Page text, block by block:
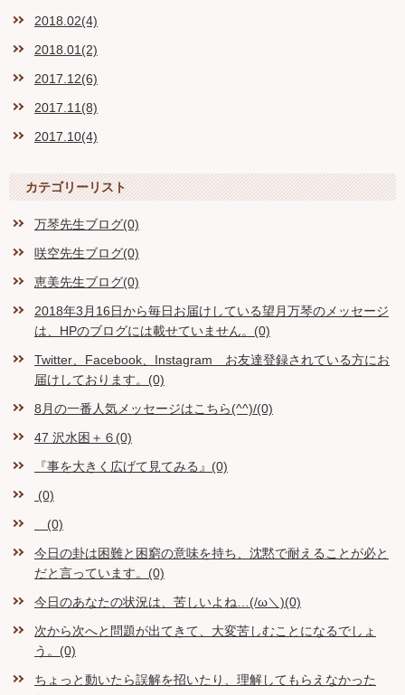
2018.02(4)
2018.01(2)
2017.12(6)
2017.11(8)
2017.10(4)
カテゴリーリスト
万琴先生ブログ(0)
咲空先生ブログ(0)
恵美先生ブログ(0)
2018年3月16日から毎日お届けしている望月万琴のメッセージ
は、HPのブログには載せていません。(0)
Twitter、Facebook、Instagram お友達登録されている方にお
届けしております。(0)
8月の一番人気メッセージはこちら(^^)/(0)
47 沢水困＋６(0)
『事を大きく広げて見てみる』(0)
(0)
(0)
今日の卦は困難と困窮の意味を持ち、沈黙で耐えることが必と
だと言っています。(0)
今日のあなたの状況は、苦しいよね…(/ω＼)(0)
次から次へと問題が出てきて、大変苦しむことになるでしょ
う。(0)
ちょっと動いたら誤解を招いたり、理解してもらえなかった